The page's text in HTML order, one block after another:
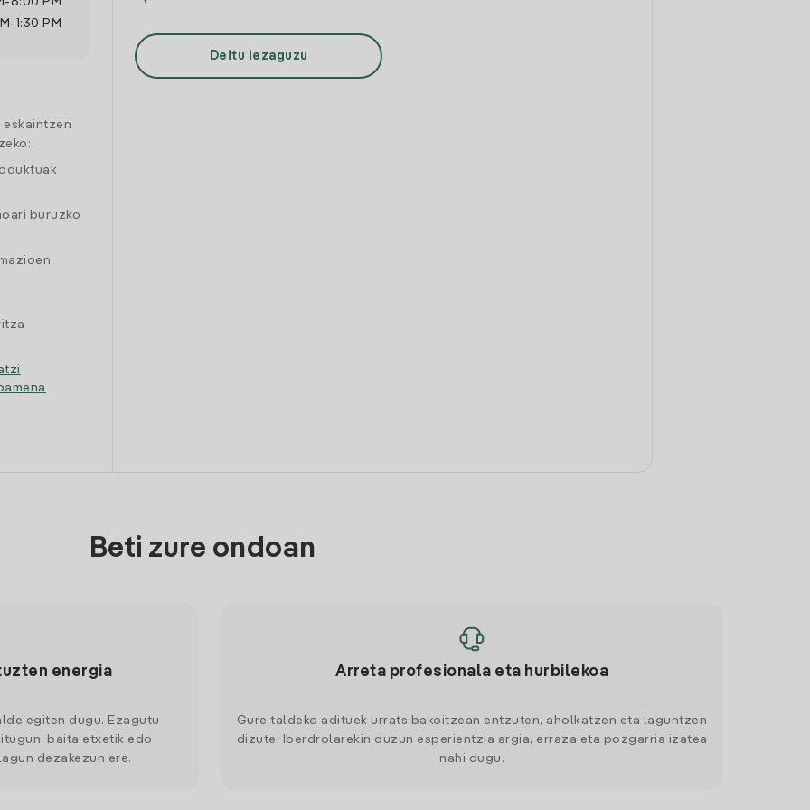
- 1:30 PM
buruzko
Deitu iezaguzu
Beti zure ondoan
energia
egiten dugu. Ezagutu
baita etxetik edo
dezakezun ere.
Arreta profesionala eta hurbilekoa
Gure taldeko adituek urrats bakoitzean entzuten, aholkatzen eta laguntzen
dizute. Iberdrolarekin duzun esperientzia argia, erraza eta pozgarria izatea
nahi dugu.